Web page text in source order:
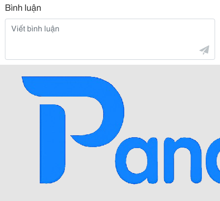
Bình luận